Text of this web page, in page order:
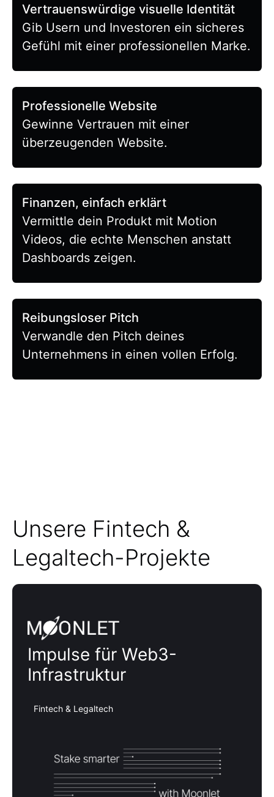
Vertrauenswürdige visuelle Identität
Gib Usern und Investoren ein sicheres
Gefühl mit einer professionellen Marke.
Professionelle Website
Gewinne Vertrauen mit einer
überzeugenden Website.
Finanzen, einfach erklärt
Vermittle dein Produkt mit Motion
Videos, die echte Menschen anstatt
Dashboards zeigen.
Reibungsloser Pitch
Verwandle den Pitch deines
Unternehmens in einen vollen Erfolg.
Unsere Fintech &
Legaltech-Projekte
Moonlet
Impulse für Web3-
Infrastruktur
Fintech & Legaltech